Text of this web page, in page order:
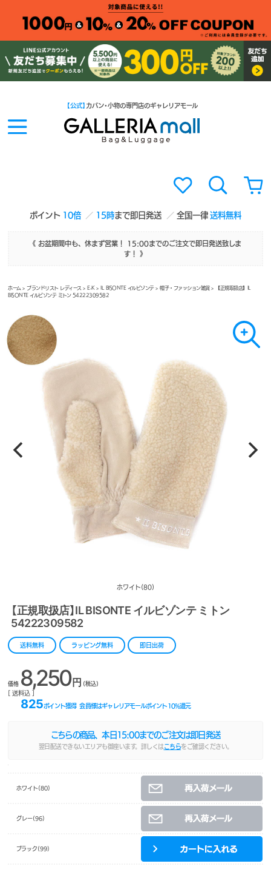
ポイント 10倍 15時まで即日発送 全国一律送料無料
【公式】 カバン・小物の専門店のギャレリアモール
《 お盆期間中も、休まず営業！ 15:00までのご注文で即日発送致しま
す！ 》
ホーム >ブランドリスト レディース > E-K > IL BISONTE イルビゾンテ>帽子・ファッション雑貨> 【正規取扱店】IL
BISONTE イルビゾンテ ミトン 54222309582
ホワイト(80)
【正規取扱店】IL BISONTE イルビゾンテ ミトン
54222309582
送料無料 ラッピング無料 即日出荷
価格 8,250円 (税込)
[ 送料込 ]
825ポイント獲得 会員様はギャレリアモールポイント 10%還元
こちらの商品、本日 15:00までのご注文は即日発送
翌日配送できないエリアも御座います。詳しくは こちらをご確認ください。
ホワイト(80)
グレー(96)
ブラック(99)